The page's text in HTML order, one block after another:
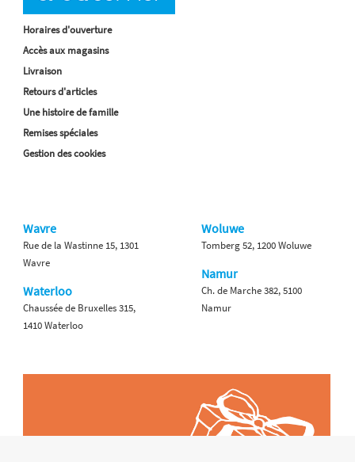
Horaires d'ouverture
Accès aux magasins
Livraison
Retours d'articles
Une histoire de famille
Remises spéciales
Gestion des cookies
Wavre
Rue de la Wastinne 15, 1301
Wavre
Waterloo
Chaussée de Bruxelles 315,
1410 Waterloo
Woluwe
Tomberg 52, 1200 Woluwe
Namur
Ch. de Marche 382, 5100
Namur